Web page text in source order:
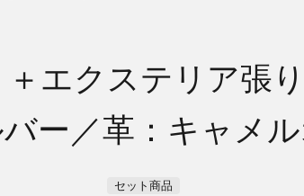
エクステリア張
ー／革：キャメル
セット商品